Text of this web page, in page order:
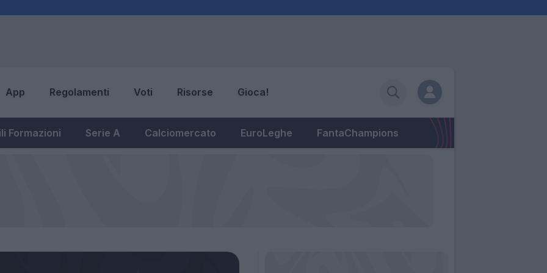
App Regolamenti Voti Risorse Gioca!
Formazioni Serie A Calciomercato EuroLeghe FantaChampions